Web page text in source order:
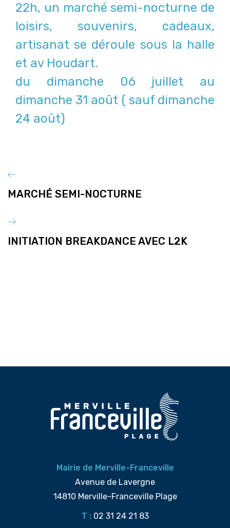
22h, un marché semi-nocturne de
loisirs, souvenirs, cadeaux,
artisanat se déroule sous la halle
et av Houdart.
du dimanche 06 juillet au
dimanche 31 août ( sauf dimanche
24 août)
MARCHÉ SEMI-NOCTURNE
INITIATION BREAKDANCE AVEC L2K
Mairie de Merville-Franceville
Avenue de Lavergne
14810 Merville-Franceville Plage
T : 02 31 24 21 83